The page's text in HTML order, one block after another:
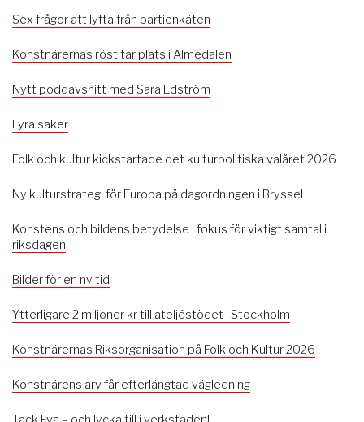
Sex frågor att lyfta från partienkäten
Konstnärernas röst tar plats i Almedalen
Nytt poddavsnitt med Sara Edström
Fyra saker
Folk och kultur kickstartade det kulturpolitiska valåret 2026
Ny kulturstrategi för Europa på dagordningen i Bryssel
Konstens och bildens betydelse i fokus för viktigt samtal i
riksdagen
Bilder för en ny tid
Ytterligare 2 miljoner kr till ateljéstödet i Stockholm
Konstnärernas Riksorganisation på Folk och Kultur 2026
Konstnärens arv får efterlängtad vägledning